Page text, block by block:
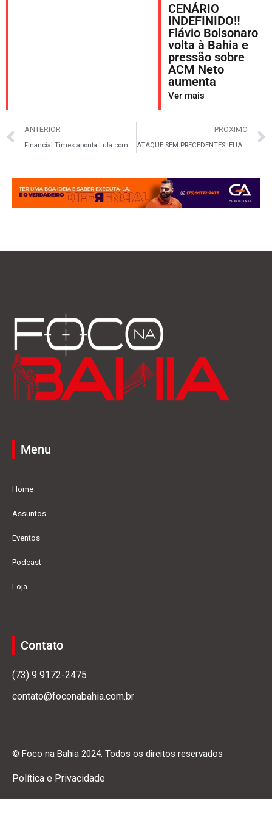
CENÁRIO
INDEFINIDO‼️
Flávio Bolsonaro
volta à Bahia e
pressão sobre
ACM Neto
aumenta
Ver mais
ANTERIOR
Financial Times aponta Lula como favorito na disputa presidencial em 2026
PRÓXIMO
ATAQUE SEM PRECEDENTES‼️EUA bombardeiam a Venezuela e capturam Maduro e a primeira-dama
Menu
Home
Assuntos
Eventos
Podcast
Loja
Contato
(73) 9 9172-2475
contato@foconabahia.com.br
© Foco na Bahia 2024. Todos os direitos reservados
Política e Privacidade